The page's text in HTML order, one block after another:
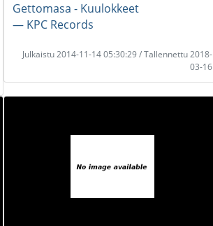
Gettomasa - Kuulokkeet
― KPC Records
Julkaistu 2014-11-14 05:30:29 / Tallennettu 2018-
03-16